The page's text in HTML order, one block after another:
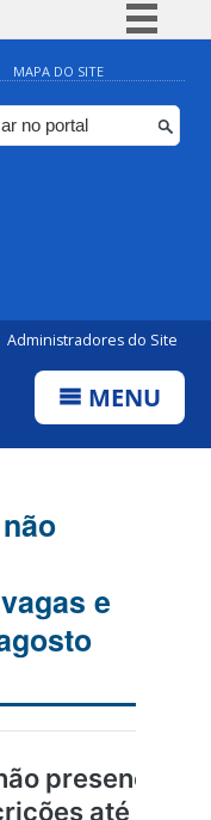
Simplifique!
Comunica BR
Participe
MAPA DO SITE
Administradores do Site
MENU
e